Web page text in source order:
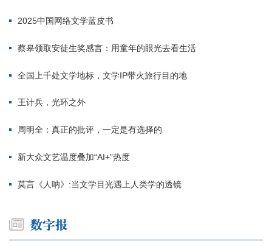
2025中国网络文学蓝皮书
蔡皋领取安徒生奖感言：用童年的眼光去看生活
全国上千处文学地标，文学IP带火旅行目的地
王计兵，光环之外
周明全：真正的批评，一定是有选择的
新大众文艺温度叠加“AI+”热度
莫言《人呐》:当文学目光遇上人类学的透镜